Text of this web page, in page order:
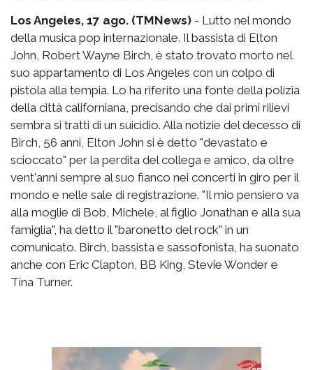
Los Angeles, 17 ago. (TMNews) - Lutto nel mondo
della musica pop internazionale. Il bassista di Elton
John, Robert Wayne Birch, è stato trovato morto nel
suo appartamento di Los Angeles con un colpo di
pistola alla tempia. Lo ha riferito una fonte della polizia
della città californiana, precisando che dai primi rilievi
sembra si tratti di un suicidio. Alla notizie del decesso di
Birch, 56 anni, Elton John si è detto "devastato e
scioccato" per la perdita del collega e amico, da oltre
vent'anni sempre al suo fianco nei concerti in giro per il
mondo e nelle sale di registrazione. "Il mio pensiero va
alla moglie di Bob, Michele, al figlio Jonathan e alla sua
famiglia", ha detto il "baronetto del rock" in un
comunicato. Birch, bassista e sassofonista, ha suonato
anche con Eric Clapton, BB King, Stevie Wonder e
Tina Turner.